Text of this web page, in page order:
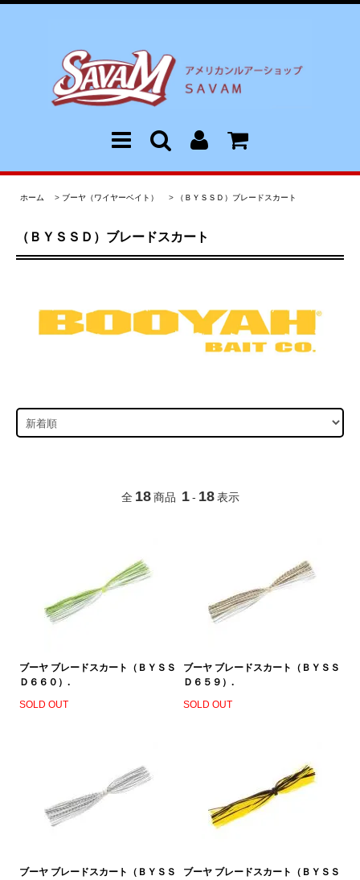
ホーム > ブーヤ（ワイヤーベイト） > （ＢＹＳＳＤ）ブレードスカート
（ＢＹＳＳＤ）ブレードスカート
全 18 商品 1 - 18 表示
ブーヤ ブレードスカート（ＢＹＳＳ
Ｄ６６０）.
SOLD OUT
ブーヤ ブレードスカート（ＢＹＳＳ
Ｄ６５９）.
SOLD OUT
ブーヤ ブレードスカート（ＢＹＳＳ
ブーヤ ブレードスカート（ＢＹＳＳ